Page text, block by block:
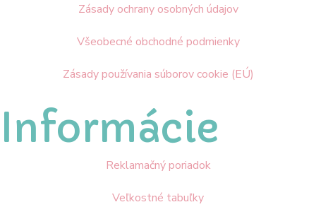
Zásady ochrany osobných údajov
Všeobecné obchodné podmienky
Zásady používania súborov cookie (EÚ)
Informácie
Reklamačný poriadok
Veľkostné tabuľky